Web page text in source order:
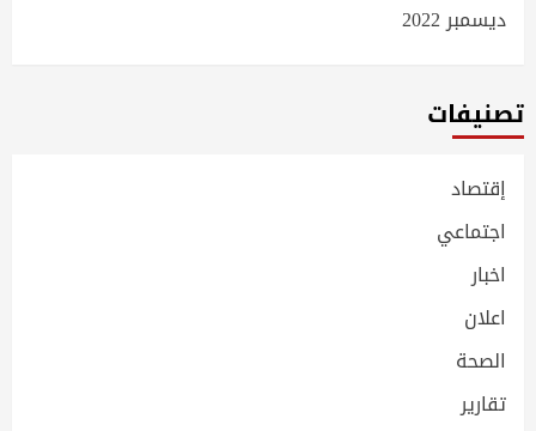
ديسمبر 2022
تصنيفات
إقتصاد
اجتماعي
اخبار
اعلان
الصحة
تقارير